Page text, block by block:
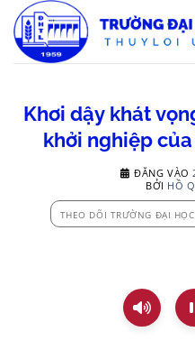
qua
nội
Khơi dậy khát
khởi nghiệp
ĐĂNG VÀO
BỞI HỒ
THEO DÕI TRƯỜNG ĐẠI